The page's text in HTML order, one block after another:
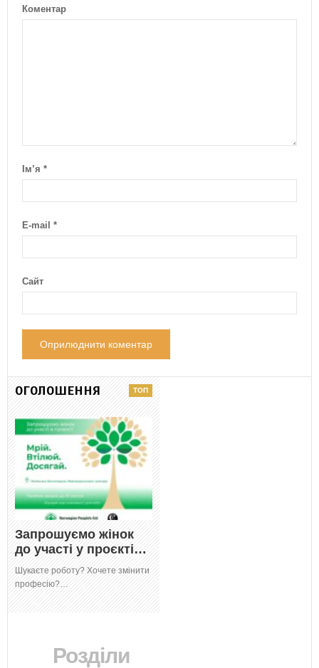
Коментар
Ім’я *
E-mail *
Сайт
ОГОЛОШЕННЯ
Запрошуємо жінок
до участі у проєкті…
Шукаєте роботу? Хочете змінити
професію?…
Розділи